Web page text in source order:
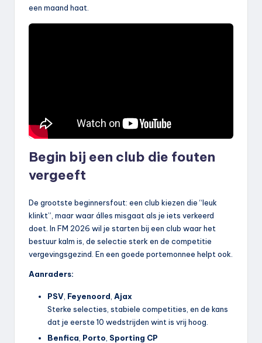
een maand haat.
Begin bij een club die fouten
vergeeft
De grootste beginnersfout: een club kiezen die “leuk
klinkt”, maar waar álles misgaat als je iets verkeerd
doet. In FM 2026 wil je starten bij een club waar het
bestuur kalm is, de selectie sterk en de competitie
vergevingsgezind. En een goede portemonnee helpt ook.
Aanraders:
PSV Feyenoord Ajax
Sterke selecties, stabiele competities, en de kans
dat je eerste 10 wedstrijden wint is vrij hoog.
Benfica Porto Sporting CP